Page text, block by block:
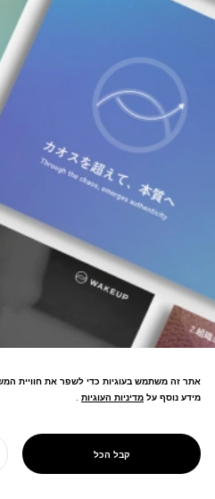
WAKE UP
אתר זה משתמש בעוגיות כדי לשפר את חוויית
מידע נוסף על מדיניות העוגיות
מדיניות העוגיות .
קבל הכל